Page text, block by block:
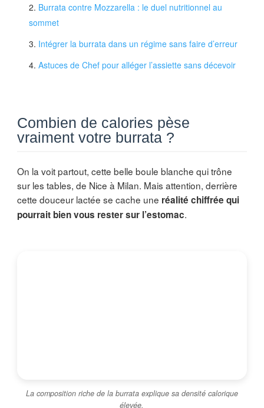
Burrata contre Mozzarella : le duel nutritionnel au
sommet
Intégrer la burrata dans un régime sans faire d’erreur
Astuces de Chef pour alléger l’assiette sans décevoir
Combien de calories pèse
vraiment votre burrata ?
On la voit partout, cette belle boule blanche qui trône
sur les tables, de Nice à Milan. Mais attention, derrière
cette douceur lactée se cache une réalité chiffrée qui
pourrait bien vous rester sur l’estomac.
La composition riche de la burrata explique sa densité calorique
élevée.